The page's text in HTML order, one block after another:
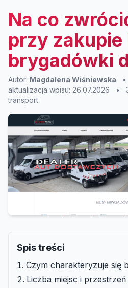
Na co
przy zakupie
brygadówki
Autor: Magdalena Wiśniewska •
aktualizacja wpisu: 26.07.2026
•
transport
Spis treści
Czym charakteryzuje się
Liczba miejsc i przestrzeń